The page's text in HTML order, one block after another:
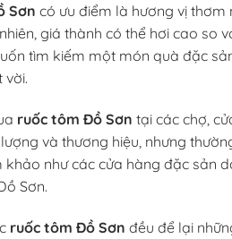
Sơn có ưu điểm là hương vị
giá thành có thể hơi cao so
tìm kiếm một món quà đặc
vời.
ruốc tôm Đồ Sơn tại các chợ,
và thương hiệu, nhưng
khảo như các cửa hàng đặc sản
Sơn.
ruốc tôm Đồ Sơn đều để lại